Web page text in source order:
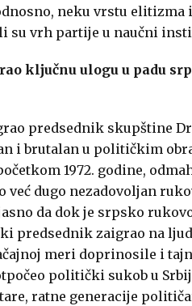
neku vrstu
su vrh partije u naučni
ključnu ulogu u padu
predsednik skupštine
i brutalan u političkim
1972. godine,
već dugo nezadovoljan
da dok je srpsko
predsednik zaigrao na
meri doprinosile i
politički sukob u
ratne generacije